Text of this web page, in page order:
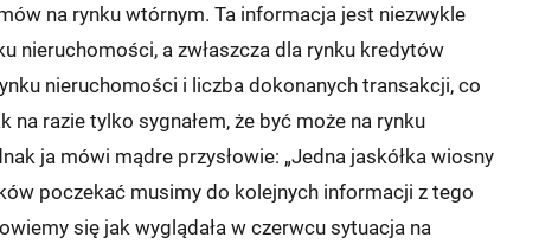
na rynku wtórnym. Ta informacja jest niezwykle
nieruchomości, a zwłaszcza dla rynku kredytów
nieruchomości i liczba dokonanych transakcji, co
razie tylko sygnałem, że być może na rynku
ja mówi mądre przysłowie: „Jedna jaskółka wiosny
poczekać musimy do kolejnych informacji z tego
się jak wyglądała w czerwcu sytuacja na